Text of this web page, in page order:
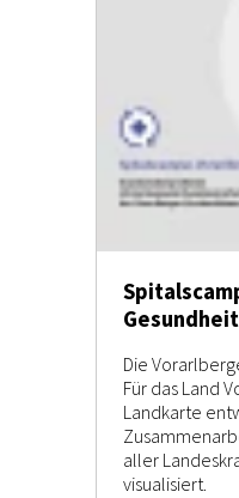
Die
Für das Land
Landkarte
aller
visualisiert.